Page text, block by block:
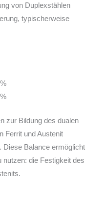
von Duplexstählen
typischerweise
zur Bildung des dualen
Ferrit und Austenit
Diese Balance ermöglicht
nutzen: die Festigkeit des